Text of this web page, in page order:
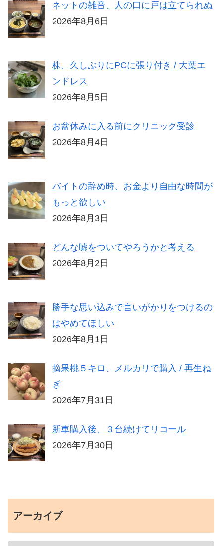
ネットの雑音、人の口に戸は立てられぬ
2026年8月6日
株、久しぶりにPCに張り付き / 大葉エ
ンドレス
2026年8月5日
お盆休みに入る前にクリニック受診
2026年8月4日
バイトの辞め時、お金より自由な時間が
もっと欲しい
2026年8月3日
どんな嘘をついてやろうかと考える
2026年8月2日
勝手な思い込みで言いがかりをつけるの
はやめてほしい
2026年8月1日
摘果桃５キロ、メルカリで購入 / 再生ね
ぎ
2026年7月31日
新車購入後、３台続けてリコール
2026年7月30日
アーカイブ